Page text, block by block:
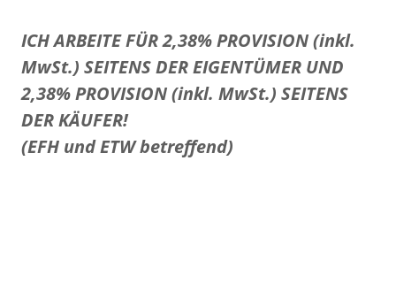
ICH ARBEITE FÜR 2,38% PROVISION (inkl.
MwSt.) SEITENS DER EIGENTÜMER UND
2,38% PROVISION (inkl. MwSt.) SEITENS
DER KÄUFER!
(EFH und ETW betreffend)